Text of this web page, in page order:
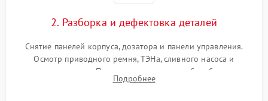
2. Разборка и дефектовка деталей
Снятие панелей корпуса, дозатора и панели управления.
Осмотр приводного ремня, ТЭНа, сливного насоса и
амортизаторов. Проверка подшипников барабана и
крестовины на износ, а манжеты люка на разрывы.
Подробнее